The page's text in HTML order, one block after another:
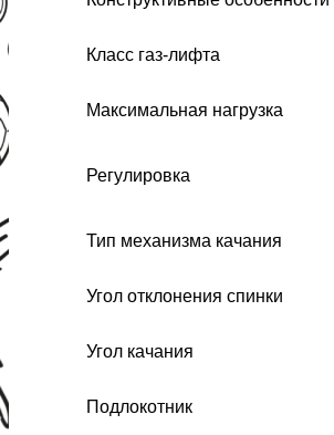
Класс газ-лифта
Максимальная нагрузка
Регулировка
Тип механизма качания
Угол отклонения спинки
Угол качания
Подлокотник